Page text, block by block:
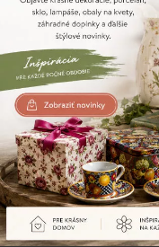
Dekoračná klietka, kovová s
vtáčikom, biela, 38 cm
10,70 €